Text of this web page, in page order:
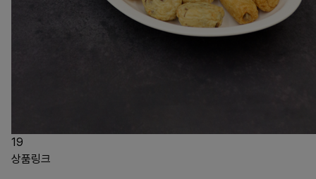
19
상품링크